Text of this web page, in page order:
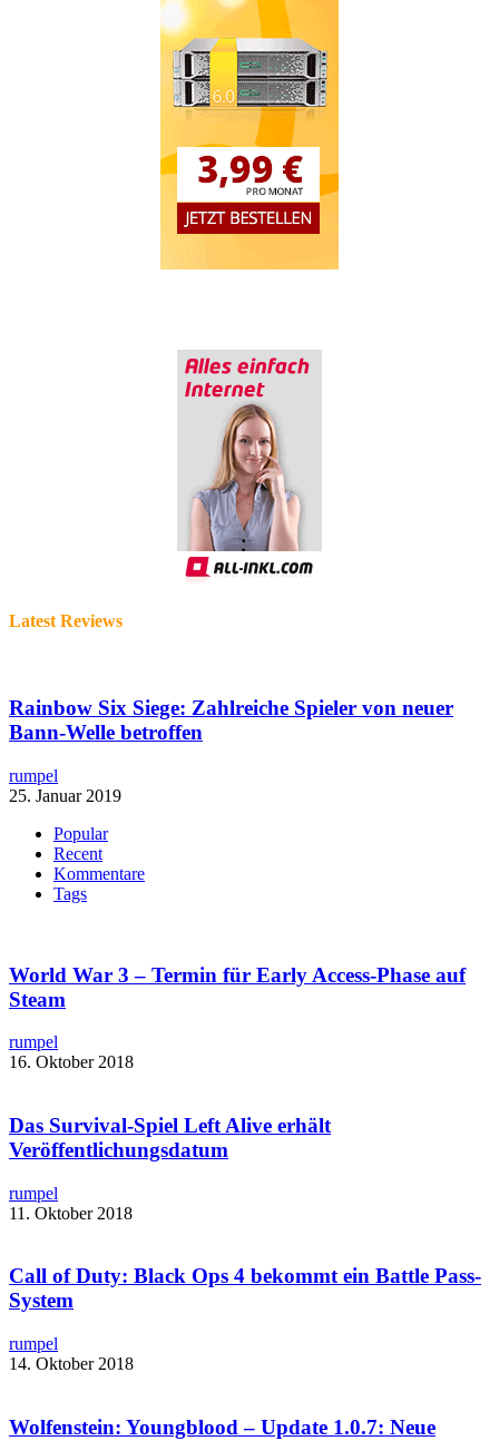
Latest Reviews
Rainbow Six Siege: Zahlreiche Spieler von neuer
Bann-Welle betroffen
rumpel
25. Januar 2019
Popular
Recent
Kommentare
Tags
World War 3 – Termin für Early Access-Phase auf
Steam
rumpel
16. Oktober 2018
Das Survival-Spiel Left Alive erhält
Veröffentlichungsdatum
rumpel
11. Oktober 2018
Call of Duty: Black Ops 4 bekommt ein Battle Pass-
System
rumpel
14. Oktober 2018
Wolfenstein: Youngblood – Update 1.0.7: Neue